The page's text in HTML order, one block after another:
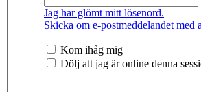
Jag har glömt mitt lösenord.
Skicka om e-postmeddelandet med
Kom ihåg mig
Dölj att jag är online denna